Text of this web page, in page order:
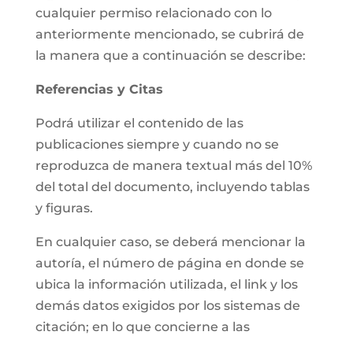
cualquier permiso relacionado con lo
anteriormente mencionado, se cubrirá de
la manera que a continuación se describe:
Referencias y Citas
Podrá utilizar el contenido de las
publicaciones siempre y cuando no se
reproduzca de manera textual más del 10%
del total del documento, incluyendo tablas
y figuras.
En cualquier caso, se deberá mencionar la
autoría, el número de página en donde se
ubica la información utilizada, el link y los
demás datos exigidos por los sistemas de
citación; en lo que concierne a las